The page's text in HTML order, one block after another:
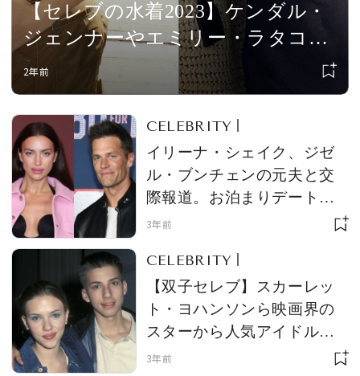
【セレブの水着2023】ケンダル・
ジェンナーやエミリー・ラタコウ
スキー、ビキニをデイリーアイテ
ムとして取り入れるセレブのスタ
イル15
2年前
CELEBRITY
イリーナ・シェイク、ジゼ
ル・ブンチェンの元夫と交
際報道。お泊まりデートが
キャッチされる
3年前
CELEBRITY
【双子セレブ】スカーレッ
ト・ヨハンソンら映画界の
スターから人気アイドル、
スーパーモデルまで！ 実は
3年前